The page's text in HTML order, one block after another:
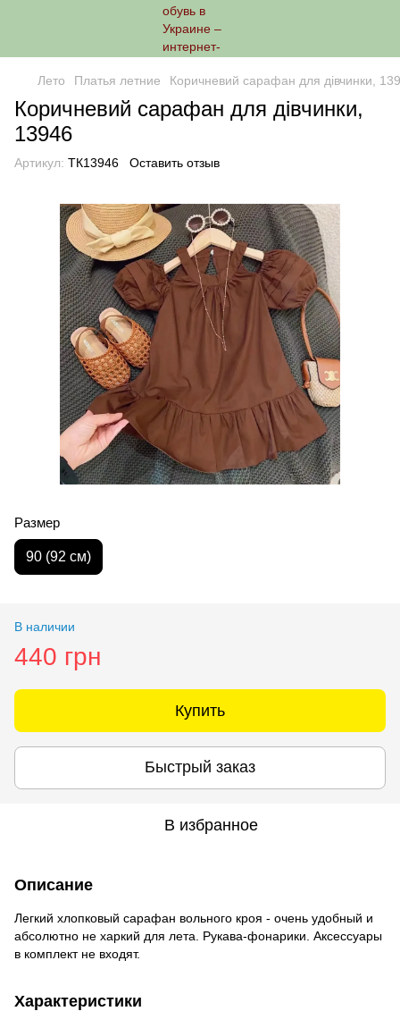
Лето Платья летние Коричневий сарафан для дівчинки,
Коричневий сарафан для дівчинки,
13946
Артикул: ТК13946 Оставить отзыв
Размер
90 (92 см)
В наличии
440 грн
Купить
Быстрый заказ
В избранное
Описание
Легкий хлопковый сарафан вольного кроя - очень удобный и
абсолютно не харкий для лета. Рукава-фонарики. Аксессуары
в комплект не входят.
Характеристики